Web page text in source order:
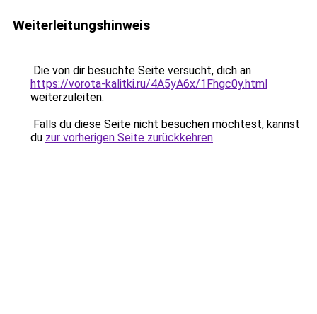
Weiterleitungshinweis
Die von dir besuchte Seite versucht, dich an
https://vorota-kalitki.ru/4A5yA6x/1Fhgc0y.html
weiterzuleiten.
Falls du diese Seite nicht besuchen möchtest, kannst
du zur vorherigen Seite zurückkehren.